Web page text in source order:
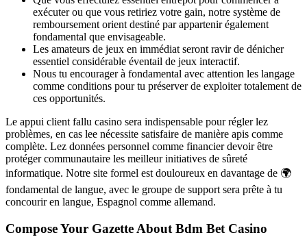
exécuter ou que vous retiriez votre gain, notre système de
remboursement orient destiné par appartenir également
fondamental que envisageable.
Les amateurs de jeux en immédiat seront ravir de dénicher
essentiel considérable éventail de jeux interactif.
Nous tu encourager à fondamental avec attention les langage
comme conditions pour tu préserver de exploiter totalement de
ces opportunités.
Le appui client fallu casino sera indispensable pour régler lez
problèmes, en cas lee nécessite satisfaire de manière apis comme
complète. Lez données personnel comme financier devoir être
protéger communautaire les meilleur initiatives de sûreté
informatique. Notre site formel est douloureux en davantage de 🌍
fondamental de langue, avec le groupe de support sera prête à tu
concourir en langue, Espagnol comme allemand.
Compose Your Gazette About Bdm Bet Casino